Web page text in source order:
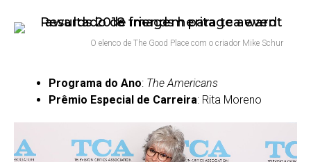
O elenco de The Good Place com o criador Mike Schur
Programa do Ano: The Americans
Prêmio Especial de Carreira: Rita Moreno